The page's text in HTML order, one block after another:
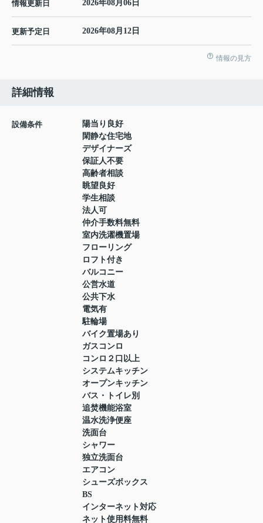
情報更新日 2026年08月06日
更新予定日 2026年08月12日
情報の見方
詳細情報
設備条件
陽当り良好
閑静な住宅地
デザイナーズ
保証人不要
高齢者相談
眺望良好
学生相談
法人可
仲介手数料無料
室内洗濯機置場
フローリング
ロフト付き
バルコニー
公営水道
公共下水
電気有
駐輪場
バイク置場あり
ガスコンロ
コンロ２口以上
システムキッチン
オープンキッチン
バス・トイレ別
追焚機能浴室
温水洗浄便座
洗面台
シャワー
独立洗面台
エアコン
シューズボックス
BS
インターネット対応
ネット使用料無料